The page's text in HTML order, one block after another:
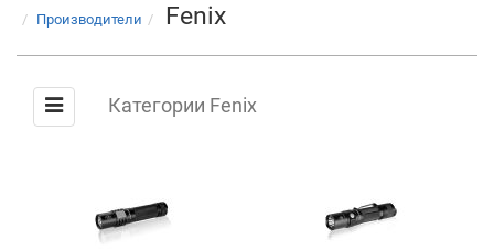
Производители Fenix
Категории Fenix